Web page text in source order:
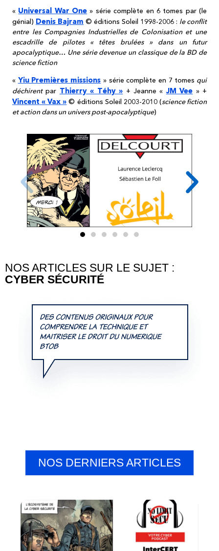
« Universal War One » série complète en 6 tomes par (le
génial) Denis Bajram © éditions Soleil 1998-2006 : le conflit
entre les Compagnies Industrielles de Colonisation et une
escadrille de pilotes « têtes brulées » dans un futur
apocalyptique… Une série devenue un classique de la BD de
science fiction
« Yiu Premières missions » série complète en 7 tomes qui
déchirentpar Thierry « Téhy » + Jeanne «JM Vee » +
Vincent « Vax » © éditions Soleil 2003-2010 (science fiction
et action dans un univers post-apocalyptique)
NOS ARTICLES SUR LE SUJET :
CYBER SÉCURITÉ
NOS DERNIERS ARTICLES